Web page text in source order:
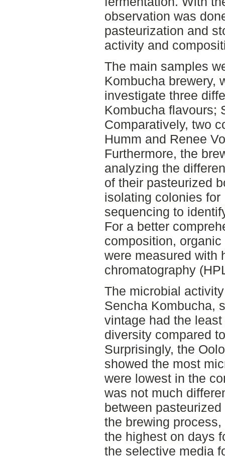
observation was
pasteurization and
activity and
The main samples
Kombucha brewery,
investigate three
Kombucha flavours;
Comparatively, two
Humm and Renee
Furthermore, the
analyzing the
of their pasteurized
isolating colonies
sequencing to
For a better
composition,
were measured with
chromatography
The microbial
Sencha Kombucha,
vintage had the
diversity compared
Surprisingly, the
showed the most
were lowest in the
was not much
between
the brewing
the highest on days
the selective media